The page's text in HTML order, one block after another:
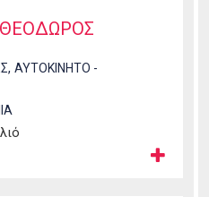
, ΑΥΤΟΚΙΝΗΤΟ -